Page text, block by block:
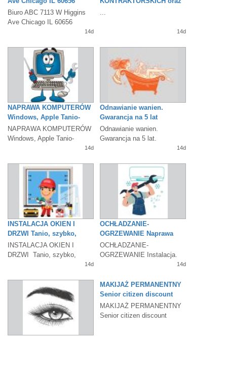
Biuro ABC 7113 W Higgins
Ave Chicago IL 60656
Tłumaczenia, Notary Public,
14d
...
14d
NAPRAWA KOMPUTERÓW
Windows, Apple Tanio-
Szybko-Solidnie
NAPRAWA KOMPUTERÓW
Windows, Apple Tanio-
14d
Odnawianie wanien.
Gwarancja na 5 lat
Odnawianie wanien.
Gwarancja na 5 lat.
www.odnawianiewanien.com
14d
INSTALACJA OKIEN I
DRZWI Tanio, szybko,
solidnie
INSTALACJA OKIEN I
DRZWI Tanio, szybko,
14d
OCHŁADZANIE-
OGRZEWANIE Naprawa
systemów grzewczo-
chłodzących
OCHŁADZANIE-
OGRZEWANIE Instalacja.
TOMASZ...
14d
MAKIJAŻ PERMANENTNY
Senior citizen discount
OFERTA SPECJALNA
MAKIJAŻ PERMANENTNY
Senior citizen discount